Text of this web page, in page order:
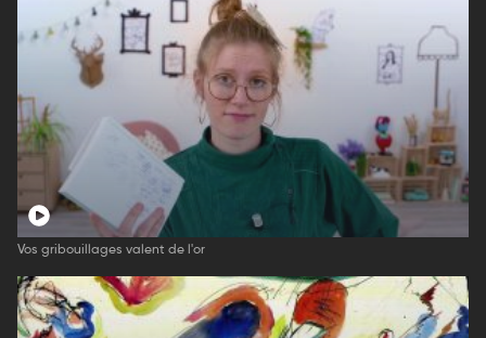
Vos gribouillages valent de l'or